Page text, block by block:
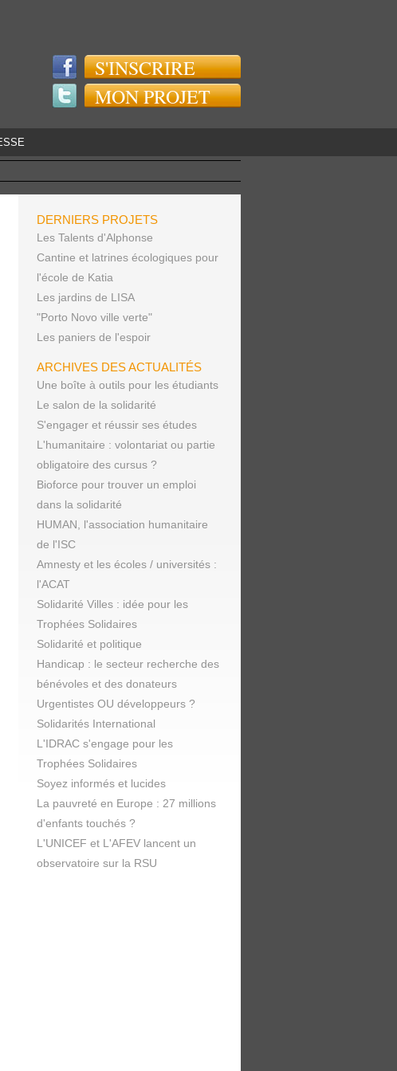
S'INSCRIRE
MON PROJET
DERNIERS PROJETS
Les Talents d'Alphonse
Cantine et latrines écologiques pour
l'école de Katia
Les jardins de LISA
"Porto Novo ville verte"
Les paniers de l'espoir
ARCHIVES DES ACTUALITÉS
Une boîte à outils pour les étudiants
Le salon de la solidarité
S'engager et réussir ses études
L'humanitaire : volontariat ou partie
obligatoire des cursus ?
Bioforce pour trouver un emploi
dans la solidarité
HUMAN, l'association humanitaire
de l'ISC
Amnesty et les écoles / universités :
l'ACAT
Solidarité Villes : idée pour les
Trophées Solidaires
Solidarité et politique
Handicap : le secteur recherche des
bénévoles et des donateurs
Urgentistes OU développeurs ?
Solidarités International
L'IDRAC s'engage pour les
Trophées Solidaires
Soyez informés et lucides
La pauvreté en Europe : 27 millions
d'enfants touchés ?
L'UNICEF et L'AFEV lancent un
observatoire sur la RSU